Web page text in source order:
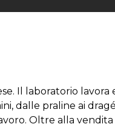
Il laboratorio
dalle praline ai
Oltre alla